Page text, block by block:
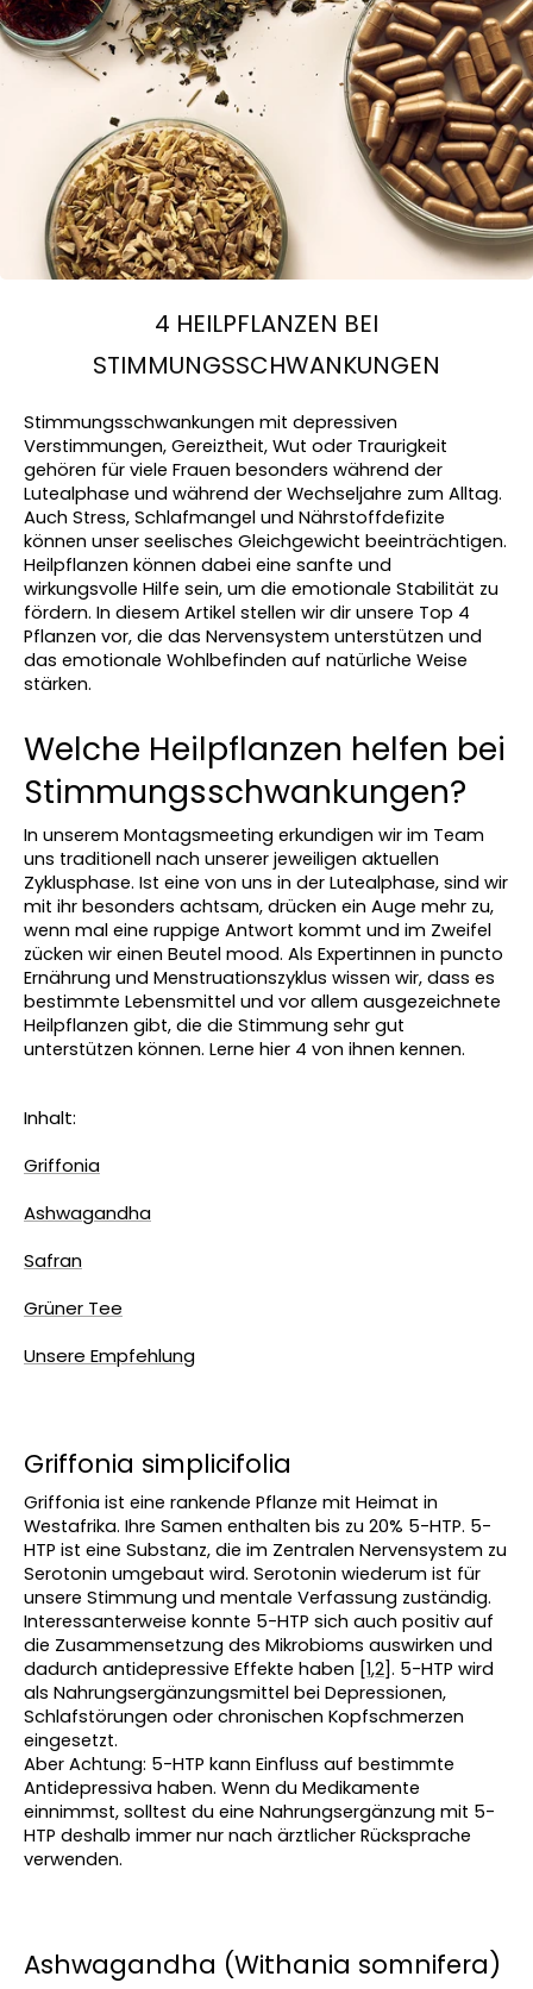
4 HEILPFLANZEN BEI
STIMMUNGSSCHWANKUNGEN
Stimmungsschwankungen mit depressiven
Verstimmungen, Gereiztheit, Wut oder Traurigkeit
gehören für viele Frauen besonders während der
Lutealphase und während der Wechseljahre zum Alltag.
Auch Stress, Schlafmangel und Nährstoffdefizite
können unser seelisches Gleichgewicht beeinträchtigen.
Heilpflanzen können dabei eine sanfte und
wirkungsvolle Hilfe sein, um die emotionale Stabilität zu
fördern. In diesem Artikel stellen wir dir unsere Top 4
Pflanzen vor, die das Nervensystem unterstützen und
das emotionale Wohlbefinden auf natürliche Weise
stärken.
Welche Heilpflanzen helfen bei
Stimmungsschwankungen?
In unserem Montagsmeeting erkundigen wir im Team
uns traditionell nach unserer jeweiligen aktuellen
Zyklusphase. Ist eine von uns in der Lutealphase, sind wir
mit ihr besonders achtsam, drücken ein Auge mehr zu,
wenn mal eine ruppige Antwort kommt und im Zweifel
zücken wir einen Beutel mood. Als Expertinnen in puncto
Ernährung und Menstruationszyklus wissen wir, dass es
bestimmte Lebensmittel und vor allem ausgezeichnete
Heilpflanzen gibt, die die Stimmung sehr gut
unterstützen können. Lerne hier 4 von ihnen kennen.
Inhalt:
Griffonia
Ashwagandha
Safran
Grüner Tee
Unsere Empfehlung
Griffonia simplicifolia
Griffonia ist eine rankende Pflanze mit Heimat in
Westafrika. Ihre Samen enthalten bis zu 20% 5-HTP. 5-
HTP ist eine Substanz, die im Zentralen Nervensystem zu
Serotonin umgebaut wird. Serotonin wiederum ist für
unsere Stimmung und mentale Verfassung zuständig.
Interessanterweise konnte 5-HTP sich auch positiv auf
die Zusammensetzung des Mikrobioms auswirken und
dadurch antidepressive Effekte haben [1,2]. 5-HTP wird
als Nahrungsergänzungsmittel bei Depressionen,
Schlafstörungen oder chronischen Kopfschmerzen
eingesetzt.
Aber Achtung: 5-HTP kann Einfluss auf bestimmte
Antidepressiva haben. Wenn du Medikamente
einnimmst, solltest du eine Nahrungsergänzung mit 5-
HTP deshalb immer nur nach ärztlicher Rücksprache
verwenden.
Ashwagandha (Withania somnifera)